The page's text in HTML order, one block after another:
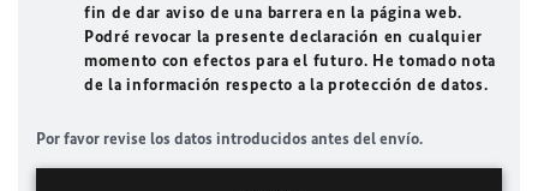
fin de dar aviso de una barrera en la página web.
Podré revocar la presente declaración en cualquier
momento con efectos para el futuro. He tomado nota
de la información respecto a la protección de datos.
Por favor revise los datos introducidos antes del envío.